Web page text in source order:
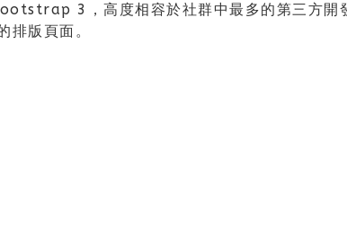
3，高度相容於社群中最多的第三方開
版頁面。